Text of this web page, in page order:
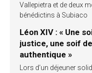
Vallepietra et de deux
bénédictins à Subiaco
Léon XIV : « Une
justice, une soif
authentique »
Lors d’un déjeuner